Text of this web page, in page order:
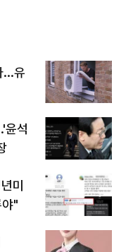
...유
윤석
미
"